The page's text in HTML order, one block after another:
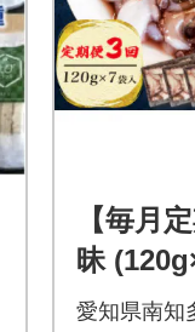
【毎月
昧
愛知県南知